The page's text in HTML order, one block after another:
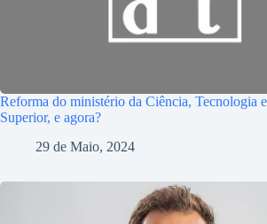
Reforma do ministério da Ciência, Tecnologia
Superior, e agora?
29 de Maio, 2024